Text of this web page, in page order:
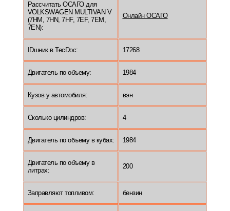
Рассчитать ОСАГО для
VOLKSWAGEN MULTIVAN V
(7HM, 7HN, 7HF, 7EF, 7EM,
7EN):
Онлайн ОСАГО
IDшник в TecDoc: 17268
Двигатель по объему: 1984
Кузов у автомобиля: вэн
Сколько цилиндров: 4
Двигатель по объему в кубах: 1984
Двигатель по объему в
литрах:
200
Заправляют топливом: бензин